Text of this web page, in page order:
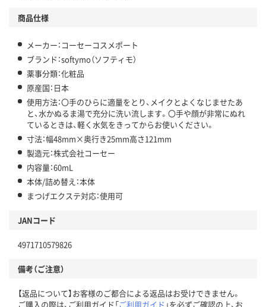
商品仕様
メーカー：コーセーコスメポート
ブランド：softymo（ソフティモ）
薬事分類：化粧品
原産国：日本
使用方法：〇手のひらに適量をとり、メイクとよくなじませたあ
と、水かぬるま湯で充分に洗い流します。〇手や顔が非常にぬれ
ているときは、軽く水気をきってからお使いください。
寸法：幅48mm×奥行き25mm高さ121mm
製造元：株式会社コーセー
内容量：60mL
本体/詰め替え：本体
まつげエクステ対応：使用可
JANコード
4971710579826
備考（ご注意）
【返品について】お客様のご都合による返品はお受けできません。
ご購入の際は、ご利用ガイド「ご利用ガイド 」を必ずご確認の上、お